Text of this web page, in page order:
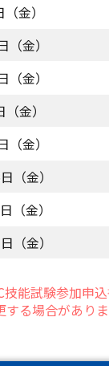
金）
金）
金）
金）
金）
（金）
（金）
（金）
能試験参加申込
る場合がありま